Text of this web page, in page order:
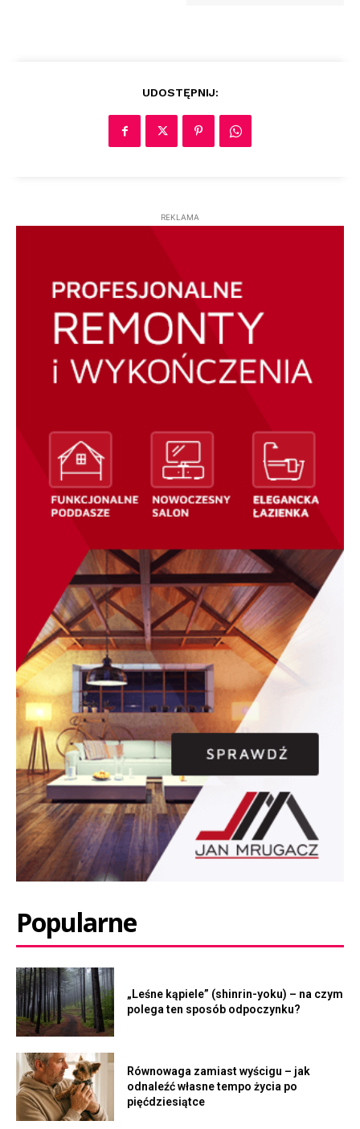
UDOSTĘPNIJ:
REKLAMA
Popularne
„Leśne kąpiele” (shinrin-yoku) – na czym
polega ten sposób odpoczynku?
Równowaga zamiast wyścigu – jak
odnaleźć własne tempo życia po
pięćdziesiątce